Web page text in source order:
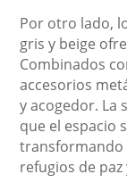
Por otro lado,
gris y beige
Combinados
accesorios
y acogedor. La
que el espacio
transformando
refugios de